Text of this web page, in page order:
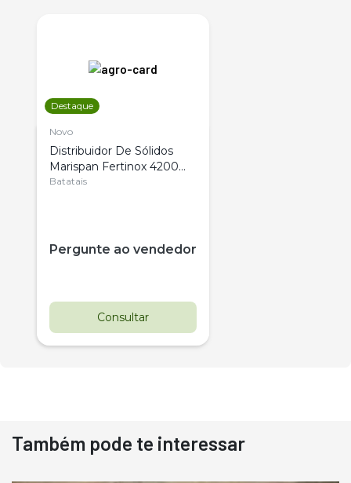
Destaque
Novo
Distribuidor De Sólidos
Marispan Fertinox 4200
Citrus
Batatais
Pergunte ao vendedor
Consultar
Destaque
Também pode te interessar